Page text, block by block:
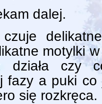
dalej.
motylki
czy
fazy a puki co
się rozkręca.